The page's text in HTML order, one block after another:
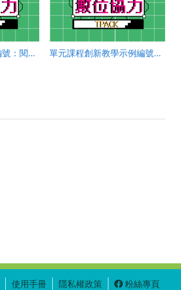
單一活動創新示例編號：閱讀SONG讀2024-006 單元課程創新教學示例編號：聽說讀寫2024-001
使用手冊 隱私權政策 粉絲專頁